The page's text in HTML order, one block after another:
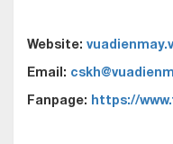
kiệm thời gian và chi phí
Điều hòa âm trần
FDT140VG/
độc lập
Website:
Email:
Fanpage: https://